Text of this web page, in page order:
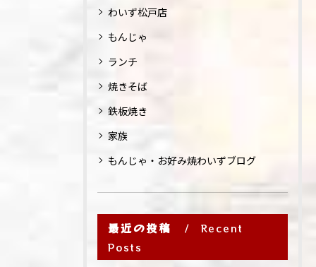
わいず松戸店
もんじゃ
ランチ
焼きそば
鉄板焼き
家族
もんじゃ・お好み焼わいずブログ
最近の投稿
Recent
Posts